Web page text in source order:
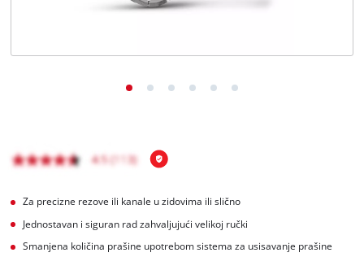
Za precizne rezove ili kanale u zidovima ili slično
Jednostavan i siguran rad zahvaljujući velikoj ručki
Smanjena količina prašine upotrebom sistema za usisavanje prašine